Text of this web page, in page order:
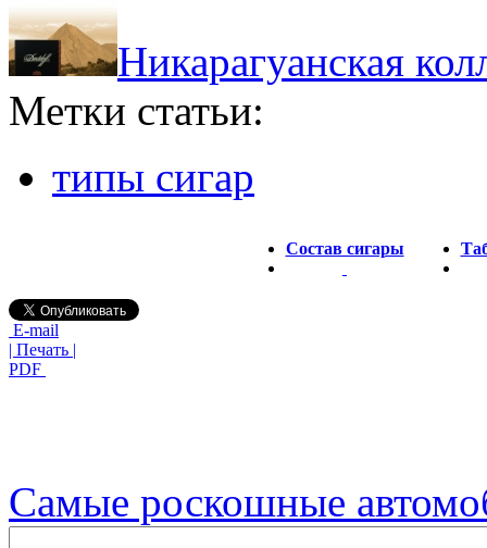
Никарагуанская
Метки статьи:
типы сигар
Состав сигары
E-mail
| Печать |
PDF
Самые роскошные